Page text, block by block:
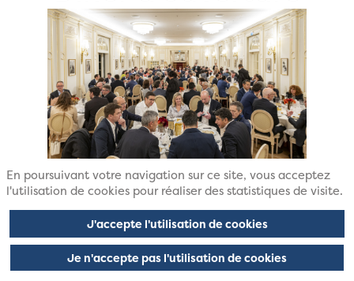
Le dîner d’ouverture marque le lancement officiel
Plus de 100 dirigeants se retrouverons dans un
cadre prestigieux pour une soirée unique,
rythmée par :
En poursuivant votre navigation sur ce site, vous acceptez
l'utilisation de cookies pour réaliser des statistiques de visite.
J'accepte l'utilisation de cookies
Je n'accepte pas l'utilisation de cookies